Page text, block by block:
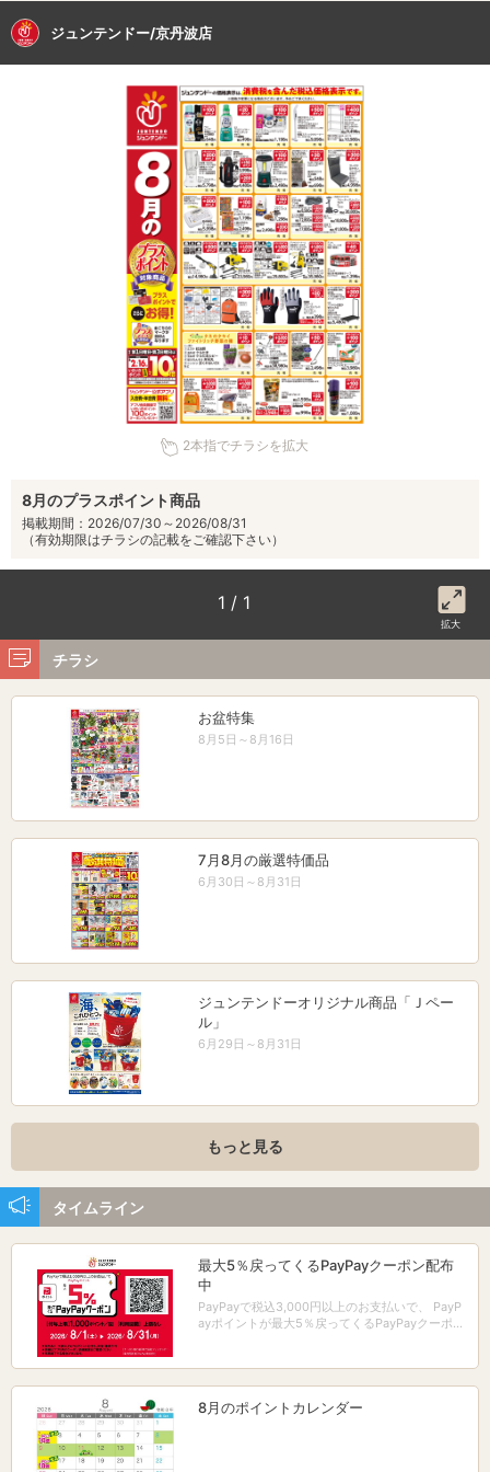
ジュンテンドー/京丹波店
2本指でチラシを拡大
8月のプラスポイント商品
掲載期間：2026/07/30～2026/08/31
（有効期限はチラシの記載をご確認下さい）
1 / 1
拡大
チラシ
お盆特集
8月5日～8月16日
7月8月の厳選特価品
6月30日～8月31日
ジュンテンドーオリジナル商品「Ｊペー
ル」
6月29日～8月31日
もっと見る
タイムライン
最大5％戻ってくるPayPayクーポン配布
中
PayPayで税込3,000円以上のお支払いで、 PayP
ayポイントが最大5％戻ってくるPayPayクーポン
8月のポイントカレンダー